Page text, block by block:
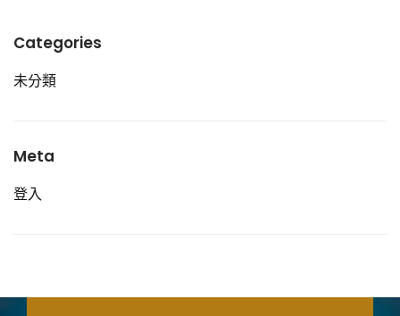
Categories
未分類
Meta
登入